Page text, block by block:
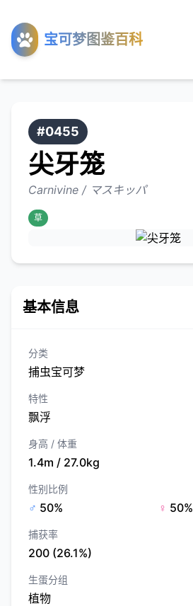
宝可梦图鉴百科
工具
关于
#0455
尖牙笼
Carnivine / マスキッパ
草
基本信息
分类
捕虫宝可梦
特性
飘浮
身高 / 体重
1.4m / 27.0kg
性别比例
♂ 50% ♀ 50%
捕获率
200 (26.1%)
生蛋分组
植物